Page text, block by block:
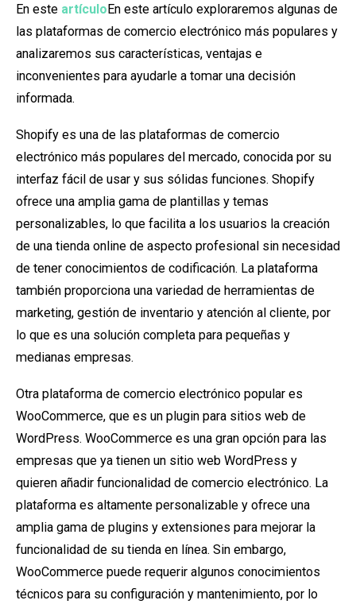
En este artículo En este artículo exploraremos algunas de
las plataformas de comercio electrónico más populares y
analizaremos sus características, ventajas e
inconvenientes para ayudarle a tomar una decisión
informada.
Shopify es una de las plataformas de comercio
electrónico más populares del mercado, conocida por su
interfaz fácil de usar y sus sólidas funciones. Shopify
ofrece una amplia gama de plantillas y temas
personalizables, lo que facilita a los usuarios la creación
de una tienda online de aspecto profesional sin necesidad
de tener conocimientos de codificación. La plataforma
también proporciona una variedad de herramientas de
marketing, gestión de inventario y atención al cliente, por
lo que es una solución completa para pequeñas y
medianas empresas.
Otra plataforma de comercio electrónico popular es
WooCommerce, que es un plugin para sitios web de
WordPress. WooCommerce es una gran opción para las
empresas que ya tienen un sitio web WordPress y
quieren añadir funcionalidad de comercio electrónico. La
plataforma es altamente personalizable y ofrece una
amplia gama de plugins y extensiones para mejorar la
funcionalidad de su tienda en línea. Sin embargo,
WooCommerce puede requerir algunos conocimientos
técnicos para su configuración y mantenimiento, por lo